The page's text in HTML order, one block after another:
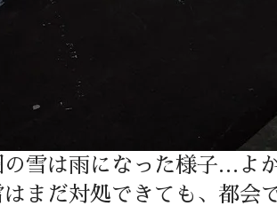
の雪は雨になった様子…よ
はまだ対処できても、都会